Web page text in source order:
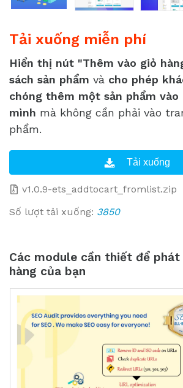
Tải xuống miễn phí
Hiển thị nút "Thêm vào giỏ
sách sản phẩm và cho phép
chóng thêm một sản phẩm vào
mình mà không cần phải vào
phẩm.
v1.0.9-ets_addtocart_fromlist.zip
Số lượt tải xuống: 3850
Các module cần thiết để
hàng của bạn